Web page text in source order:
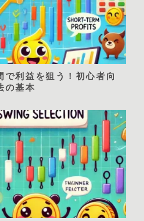
で利益を狙う！初心者向
の基本